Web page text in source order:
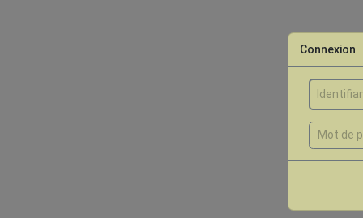
Connexion